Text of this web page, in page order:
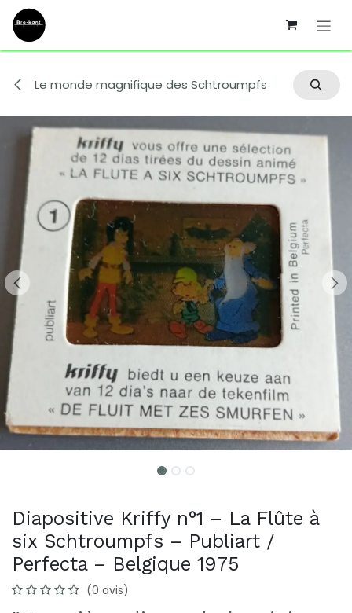
Se rendre au contenu
Le monde magnifique des Schtroumpfs
Diapositive Kriffy n°1 – La Flûte à
six Schtroumpfs – Publiart /
Perfecta – Belgique 1975
(0 avis)